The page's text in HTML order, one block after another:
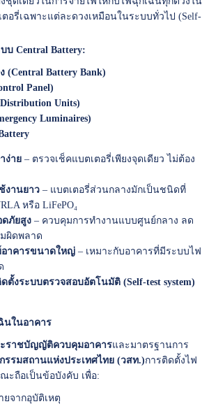
อรี่เฉพาะแต่ละดวงเหมือนในระบบทั่วไป (Self-
บ Central Battery:
(Central Battery Bank)
Panel)
Units)
Luminaires)
ง่าย– ตรวจเช็คแบตเตอรี่เพียงจุดเดียว ไม่ต้อง
งานยาว– แบตเตอรี่ส่วนกลางมักเป็นชนิดที่
หรือ LiFePO₄
ภัยสูง– ควบคุมการทำงานแบบศูนย์กลาง ลด
ผิดพลาด
อาคารขนาดใหญ่– เหมาะกับอาคารที่มีระบบไฟ
ตั้งระบบตรวจสอบอัตโนมัติ (Self-test system)
นในอาคาร
ราชบัญญัติควบคุมอาคารและมาตรฐานการ
รรมสถานแห่งประเทศไทย (วสท.)การติดตั้งไฟ
ะถือเป็นข้อบังคับ เพื่อ:
ยจากอุบัติเหตุ